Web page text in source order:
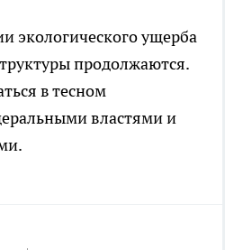
экологического ущерба
продолжаются.
в тесном
властями и